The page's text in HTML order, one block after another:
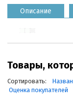
Описание
Товары,
Сортировать:
Оценка покупателей